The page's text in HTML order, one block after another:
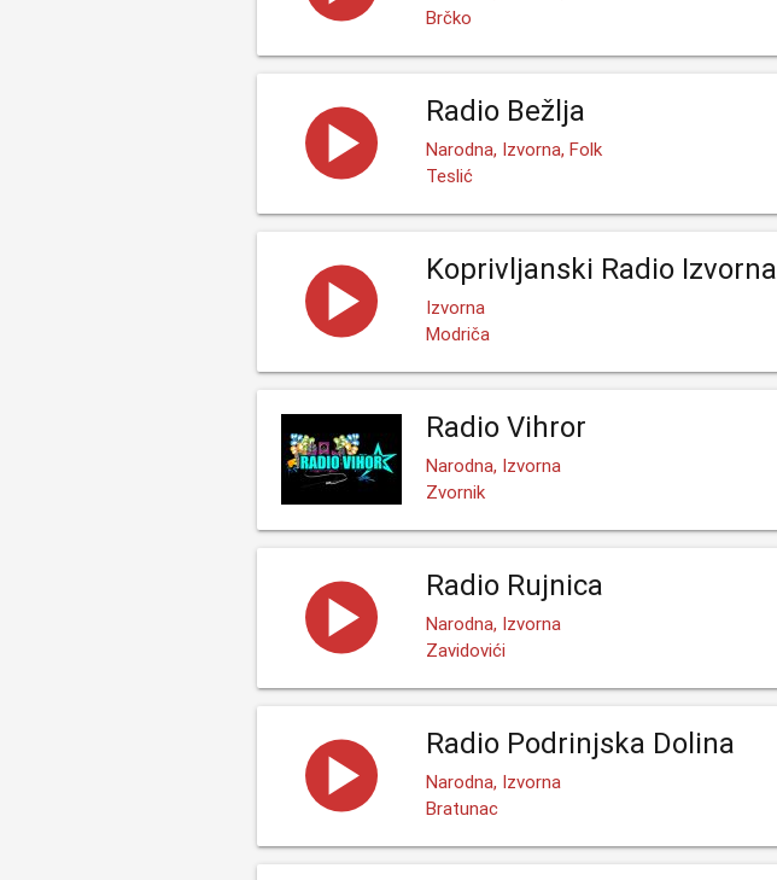
Brčko
Radio Bežlja
Narodna, Izvorna, Folk
Teslić
Koprivljanski Radio Izvorna
Izvorna
Modriča
Radio Vihror
Narodna, Izvorna
Zvornik
Radio Rujnica
Narodna, Izvorna
Zavidovići
Radio Podrinjska Dolina
Narodna, Izvorna
Bratunac